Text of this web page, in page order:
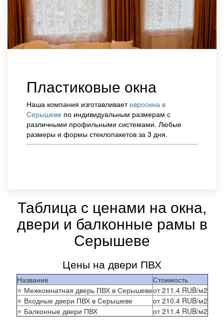
Пластиковые окна
Наша компания изготавливаетевроокна в
Серышеве по индивидуальным размерам с
различными профильными системами. Любые
размеры и формы стеклопакетов за 3 дня.
Таблица с ценами на окна,
двери и балконные рамы в
Серышеве
Цены на двери ПВХ
Название
Стоимость
⭐ Межкомнатная дверь ПВХ в Серышевеот211.4 RUB/м2
⭐ Входные двери ПВХ в Серышеве
от210.4 RUB/м2
⭐ Балконные двери ПВХ
от211.4 RUB/м2